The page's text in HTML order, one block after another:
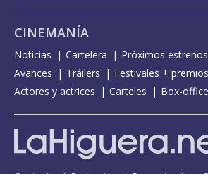
CINEMANÍA
Noticias Cartelera Próximos estrenos
Avances
Tráilers
Festivales + premios
Actores y actrices
Carteles Box-office